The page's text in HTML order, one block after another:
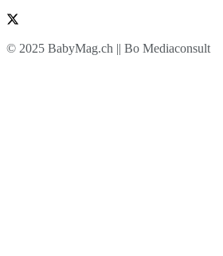
© 2025 BabyMag.ch || Bo Mediaconsult